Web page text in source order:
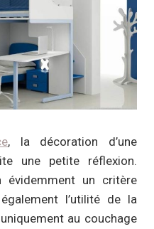
, la décoration d’une
une petite réflexion.
évidemment un critère
l’utilité de la
au couchage